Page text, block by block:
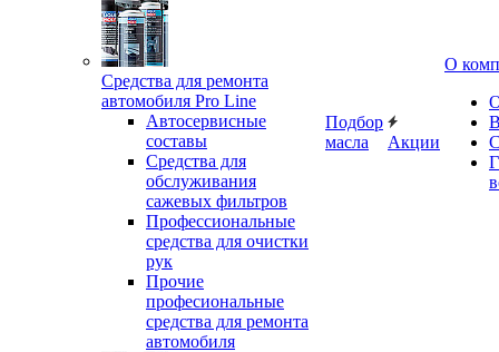
Средства для ремонта
автомобиля Pro Line
Автосервисные
составы
Средства для
обслуживания
сажевых фильтров
Профессиональные
средства для очистки
рук
Прочие
професиональные
средства для ремонта
автомобиля
Подбор
масла
Акции
О